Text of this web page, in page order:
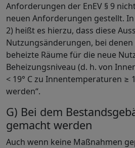
Anforderungen der EnEV § 9
neuen Anforderungen gestellt. In
2) heißt es hierzu, dass diese
Nutzungsänderungen, bei
beheizte Räume für die neue
Beheizungsniveau (d. h. von
< 19° C zu Innentemperaturen ≥
werden“.
G) Bei dem
gemacht werden
Auch wenn keine Maßnahmen